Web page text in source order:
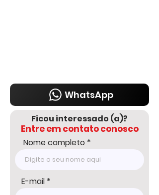
WhatsApp
Ficou interessado (a)?
Entre em contato conosco
Nome completo
E-mail